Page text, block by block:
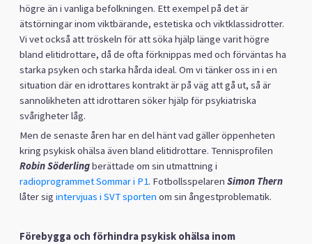
högre än i vanliga befolkningen. Ett exempel på det är
ätstörningar inom viktbärande, estetiska och viktklassidrotter.
Vi vet också att tröskeln för att söka hjälp länge varit högre
bland elitidrottare, då de ofta förknippas med och förväntas ha
starka psyken och starka hårda ideal. Om vi tänker oss in i en
situation där en idrottares kontrakt är på väg att gå ut, så är
sannolikheten att idrottaren söker hjälp för psykiatriska
svårigheter låg.
Men de senaste åren har en del hänt vad gäller öppenheten
kring psykisk ohälsa även bland elitidrottare. Tennisprofilen
Robin Söderlingberättade om sin utmattning i
radioprogrammet Sommar i P1. Fotbollsspelaren Simon Thern
låter sig intervjuas i SVT sporten om sin ångestproblematik.
Förebygga och förhindra psykisk ohälsa inom